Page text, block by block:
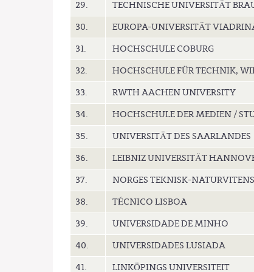
29.
TECHNISCHE UNIVERSITÄT
30.
EUROPA-UNIVERSITÄT
31.
HOCHSCHULE COBURG
32.
HOCHSCHULE FÜR TECHNIK,
33.
RWTH AACHEN UNIVERSITY
34.
HOCHSCHULE DER MEDIEN /
35.
UNIVERSITÄT DES SAARLANDES
36.
LEIBNIZ UNIVERSITÄT
37.
NORGES TEKNISK-
38.
TÉCNICO LISBOA
39.
UNIVERSIDADE DE MINHO
40.
UNIVERSIDADES LUSIADA
41.
LINKÖPINGS UNIVERSITEIT